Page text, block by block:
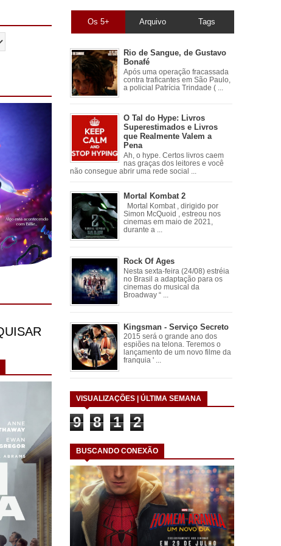
Os 5+ Arquivo Tags
Rio de Sangue, de Gustavo
Bonafé
Após uma operação fracassada
contra traficantes em São Paulo,
a policial Patrícia Trindade ( ...
O Tal do Hype: Livros
Superestimados e Livros
que Realmente Valem a
Pena
Ah, o hype. Certos livros caem
nas graças dos leitores e você
não consegue abrir uma rede social ...
Mortal Kombat 2
Mortal Kombat , dirigido por
Simon McQuoid , estreou nos
cinemas em maio de 2021,
durante a ...
Rock Of Ages
Nesta sexta-feira (24/08) estréia
no Brasil a adaptação para os
cinemas do musical da
Broadway “ ...
Kingsman - Serviço Secreto
2015 será o grande ano dos
espiões na telona. Teremos o
lançamento de um novo filme da
franquia ' ...
VISUALIZAÇÕES | ÚLTIMA SEMANA
9 8 1 2
BUSCANDO CONEXÃO